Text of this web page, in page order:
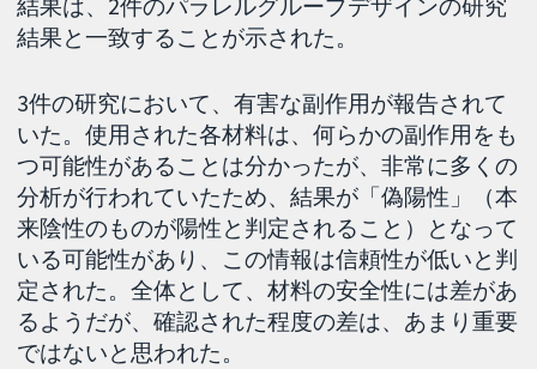
結果は、2件のパラレルグループデザインの研究
結果と一致することが示された。
3件の研究において、有害な副作用が報告されて
いた。使用された各材料は、何らかの副作用をも
つ可能性があることは分かったが、非常に多くの
分析が行われていたため、結果が「偽陽性」（本
来陰性のものが陽性と判定されること）となって
いる可能性があり、この情報は信頼性が低いと判
定された。全体として、材料の安全性には差があ
るようだが、確認された程度の差は、あまり重要
ではないと思われた。